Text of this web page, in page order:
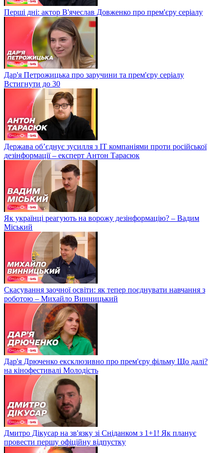
Перші дні: актор В'ячеслав Довженко про прем'єру серіалу
Дар'я Петрожицька про заручини та прем'єру серіалу
Встигнути до 30
Держава об’єднує зусилля з ІТ компаніями проти російської
дезінформації – експерт Антон Тарасюк
Як українці реагують на ворожу дезінформацію? – Вадим
Міський
Скасування заочної освіти: як тепер поєднувати навчання з
роботою – Михайло Винницький
Дар'я Дрюченко ексклюзивно про прем'єру фільму Що далі?
на кінофестивалі Молодість
Дмитро Дікусар на зв'язку зі Сніданком з 1+1! Як планує
провести першу офіційну відпустку